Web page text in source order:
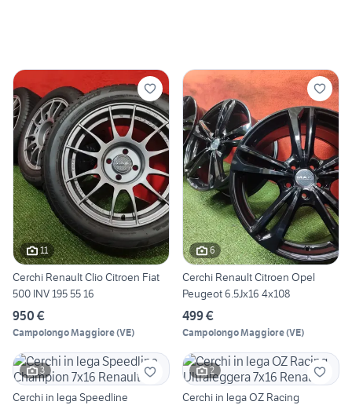
11
Cerchi Renault Clio Citroen Fiat
500 INV 195 55 16
950 €
Campolongo Maggiore(VE)
6
Cerchi Renault Citroen Opel
Peugeot 6.5Jx16 4x108
499 €
Campolongo Maggiore(VE)
3
Cerchi in lega Speedline
2
Cerchi in lega OZ Racing